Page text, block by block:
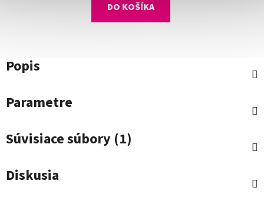
DO KOŠÍKA
Popis
Parametre
Súvisiace súbory (1)
Diskusia